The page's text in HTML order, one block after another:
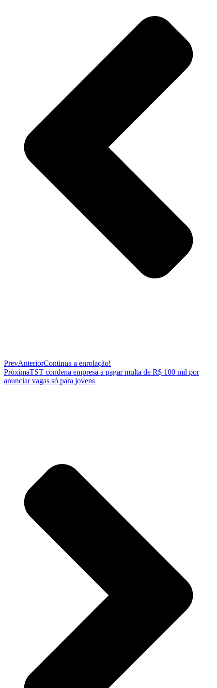
PrevAnteriorContinua a enrolação!
PróximaTST condena empresa a pagar multa de R$ 100 mil por
anunciar vagas só para jovens